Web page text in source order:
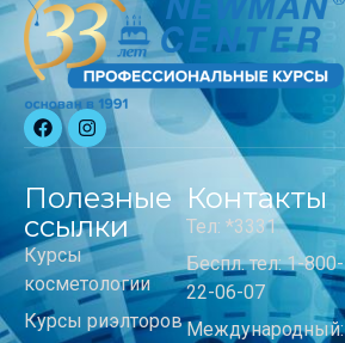
Полезные
ссылки
Курсы
косметологии
Курсы риэлторов
Контакты
Тел: *3331
Беспл. тел: 1-800-
22-06-07
Международный: